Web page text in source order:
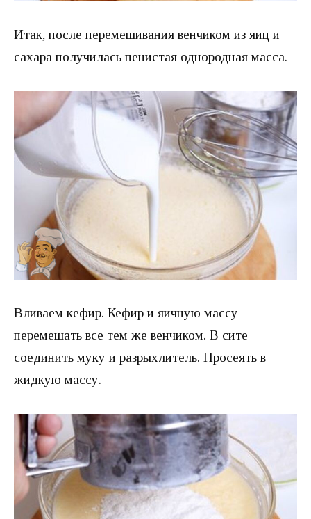
Итак, после перемешивания венчиком из яиц и
сахара получилась пенистая однородная масса.
Вливаем кефир. Кефир и яичную массу
перемешать все тем же венчиком. В сите
соединить муку и разрыхлитель. Просеять в
жидкую массу.